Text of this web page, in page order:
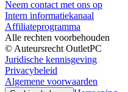
Neem contact met ons op
Intern informatiekanaal
Affiliateprogramma
Alle rechten voorbehouden
© Auteursrecht OutletPC
Juridische kennisgeving
Privacybeleid
Algemene voorwaarden